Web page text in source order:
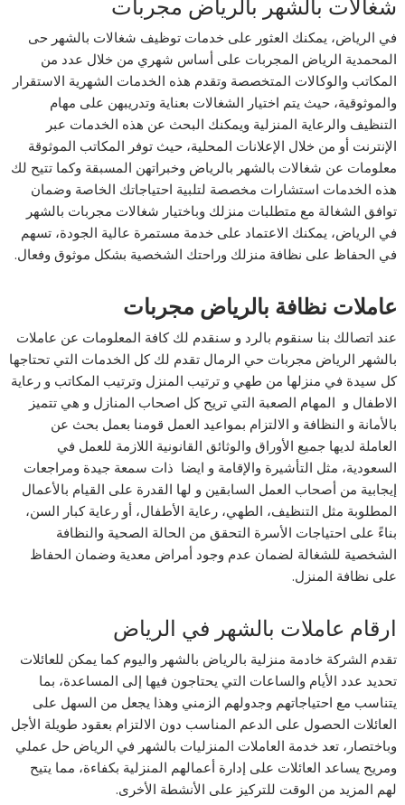
شغالات بالشهر بالرياض مجربات
في الرياض، يمكنك العثور على خدمات توظيف شغالات بالشهر حى
المحمدية الرياض المجربات على أساس شهري من خلال عدد من
المكاتب والوكالات المتخصصة وتقدم هذه الخدمات الشهرية الاستقرار
والموثوقية، حيث يتم اختيار الشغالات بعناية وتدريبهن على مهام
التنظيف والرعاية المنزلية ويمكنك البحث عن هذه الخدمات عبر
الإنترنت أو من خلال الإعلانات المحلية، حيث توفر المكاتب الموثوقة
معلومات عن شغالات بالشهر بالرياض وخبراتهن المسبقة وكما تتيح لك
هذه الخدمات استشارات مخصصة لتلبية احتياجاتك الخاصة وضمان
توافق الشغالة مع متطلبات منزلك وباختيار شغالات مجربات بالشهر
في الرياض، يمكنك الاعتماد على خدمة مستمرة عالية الجودة، تسهم
في الحفاظ على نظافة منزلك وراحتك الشخصية بشكل موثوق وفعال.
عاملات نظافة بالرياض مجربات
عند اتصالك بنا سنقوم بالرد و سنقدم لك كافة المعلومات عن عاملات
بالشهر الرياض مجربات حي الرمال تقدم لك كل الخدمات التي تحتاجها
كل سيدة في منزلها من طهي و ترتيب المنزل وترتيب المكاتب و رعاية
الاطفال و المهام الصعبة التي تريح كل اصحاب المنازل و هي تتميز
بالأمانة و النظافة و الالتزام بمواعيد العمل قومنا بعمل بحث عن
العاملة لديها جميع الأوراق والوثائق القانونية اللازمة للعمل في
السعودية، مثل التأشيرة والإقامة و ايضا ذات سمعة جيدة ومراجعات
إيجابية من أصحاب العمل السابقين و لها القدرة على القيام بالأعمال
المطلوبة مثل التنظيف، الطهي، رعاية الأطفال، أو رعاية كبار السن،
بناءً على احتياجات الأسرة التحقق من الحالة الصحية والنظافة
الشخصية للشغالة لضمان عدم وجود أمراض معدية وضمان الحفاظ
على نظافة المنزل.
ارقام عاملات بالشهر في الرياض
تقدم الشركة خادمة منزلية بالرياض بالشهر واليوم كما يمكن للعائلات
تحديد عدد الأيام والساعات التي يحتاجون فيها إلى المساعدة، بما
يتناسب مع احتياجاتهم وجدولهم الزمني وهذا يجعل من السهل على
العائلات الحصول على الدعم المناسب دون الالتزام بعقود طويلة الأجل
وباختصار، تعد خدمة العاملات المنزليات بالشهر في الرياض حل عملي
ومريح يساعد العائلات على إدارة أعمالهم المنزلية بكفاءة، مما يتيح
لهم المزيد من الوقت للتركيز على الأنشطة الأخرى.